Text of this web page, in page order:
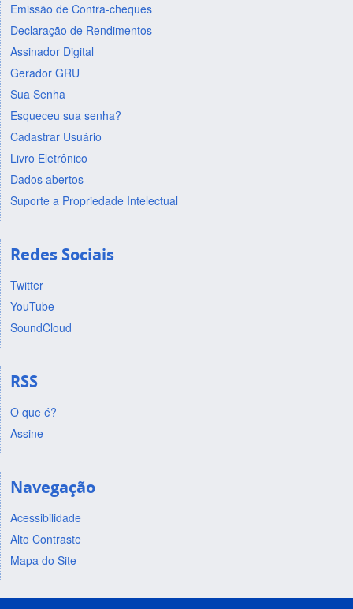
Emissão de Contra-cheques
Declaração de Rendimentos
Assinador Digital
Gerador GRU
Sua Senha
Esqueceu sua senha?
Cadastrar Usuário
Livro Eletrônico
Dados abertos
Suporte a Propriedade Intelectual
Redes Sociais
Twitter
YouTube
SoundCloud
RSS
O que é?
Assine
Navegação
Acessibilidade
Alto Contraste
Mapa do Site